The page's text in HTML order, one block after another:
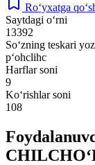
Ro‘yxatga
Saytdagi o‘rni
13392
So‘zning teskari
p‘ohclihc
Harflar soni
9
Ko‘rishlar soni
108